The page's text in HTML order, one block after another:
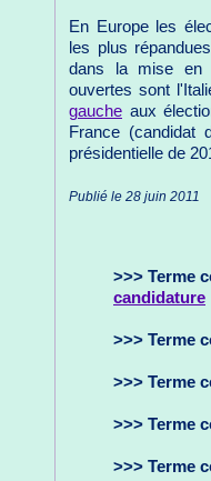
En Europe les
les plus
dans la mise en
ouvertes sont
gauche aux
France (candidat
présidentielle de
Publié le 28 juin 2011
>>> Terme
candidature
>>> Terme
>>> Terme
>>> Terme
>>> Terme